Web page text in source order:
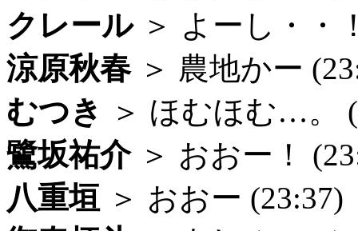
クレール＞ よーし・・
涼原秋春＞ 農地かー
むつき
＞ ほむほむ…。
鷺坂祐介＞ おおー！
八重垣 ＞ おおー (23:37)